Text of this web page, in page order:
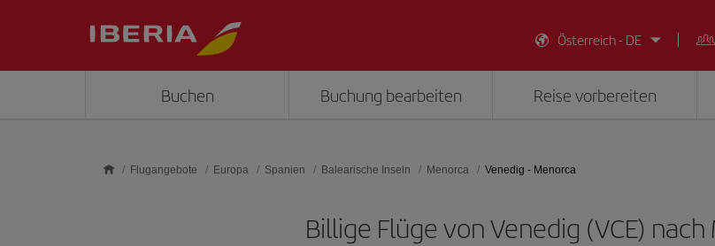
Österreich - DE
Buchen Buchung bearbeiten Reise vorbereiten
Flugangebote Europa Spanien Balearische Inseln Menorca Venedig - Menorca
Billige Flüge von Venedig (VCE)